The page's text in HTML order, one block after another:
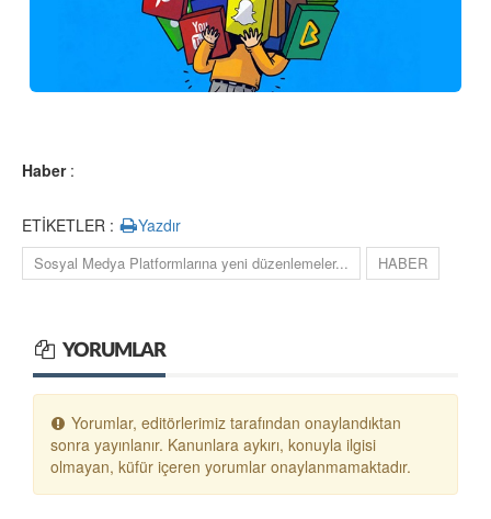
Haber:
ETİKETLER : Yazdır
Sosyal Medya Platformlarına yeni düzenlemeler... HABER
YORUMLAR
Yorumlar, editörlerimiz tarafından onaylandıktan
sonra yayınlanır. Kanunlara aykırı, konuyla ilgisi
olmayan, küfür içeren yorumlar onaylanmamaktadır.